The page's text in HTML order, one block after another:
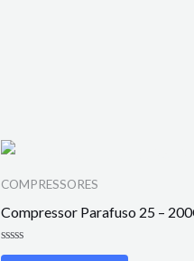
COMPRESSORES
Compressor Parafuso 25 –
Avaliação